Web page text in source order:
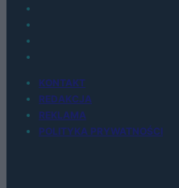
KONTAKT
REDAKCJA
REKLAMA
POLITYKA PRYWATNOŚCI